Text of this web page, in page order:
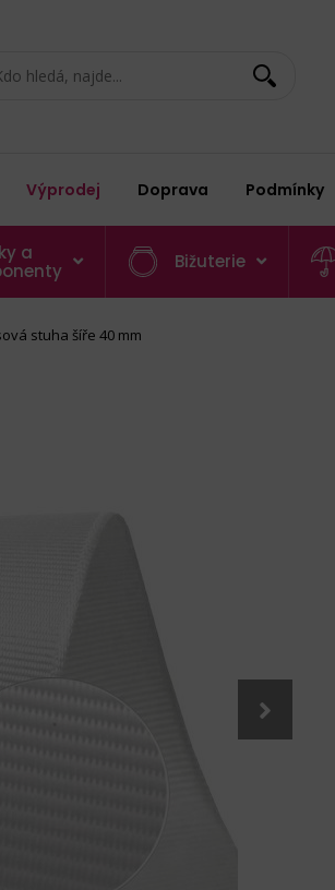
Výprodej Doprava Podmínky
a
Bižuterie
stuha šíře 40 mm